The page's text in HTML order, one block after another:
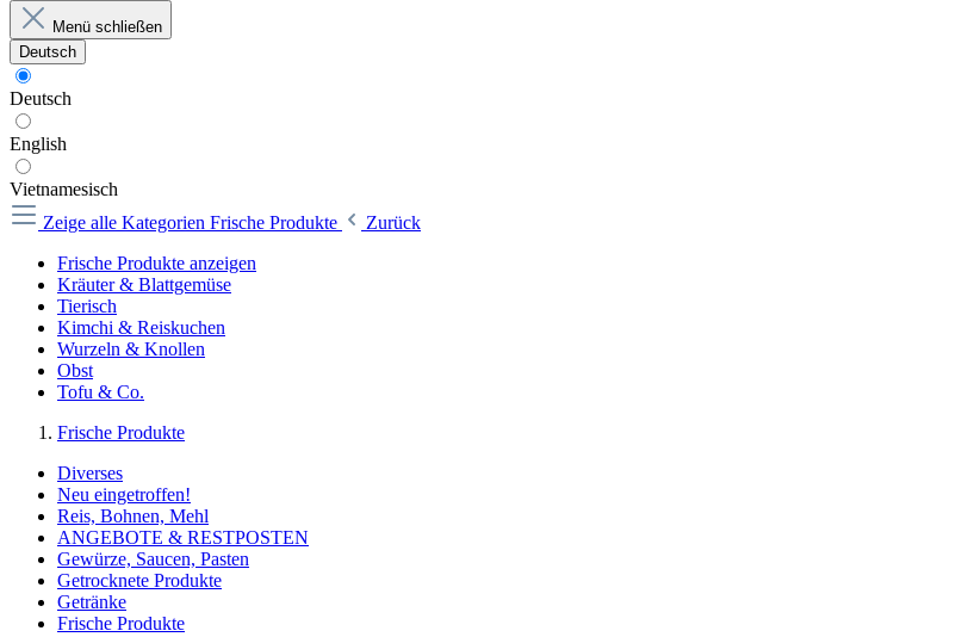
Menü schließen
Deutsch
Deutsch
English
Vietnamesisch
Zeige alle Kategorien Frische Produkte
Zurück
Frische Produkte anzeigen
Kräuter & Blattgemüse
Tierisch
Kimchi & Reiskuchen
Wurzeln & Knollen
Obst
Tofu & Co.
Frische Produkte
Diverses
Neu eingetroffen!
Reis, Bohnen, Mehl
ANGEBOTE & RESTPOSTEN
Gewürze, Saucen, Pasten
Getrocknete Produkte
Getränke
Frische Produkte